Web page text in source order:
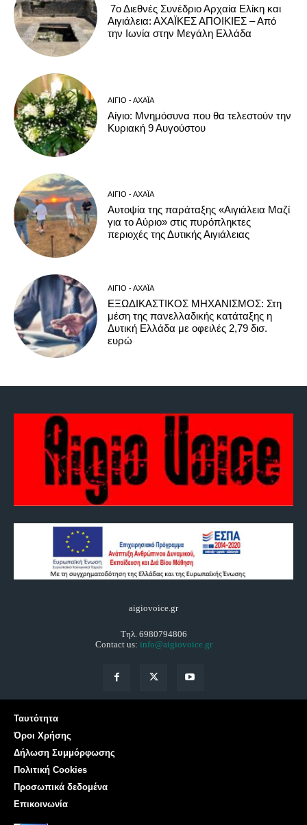
7ο Διεθνές Συνέδριο Αρχαία Ελίκη και
Αιγιάλεια: ΑΧΑΪΚΕΣ ΑΠΟΙΚΙΕΣ – Από
την Ιωνία στην Μεγάλη Ελλάδα
ΑΊΓΙΟ - ΑΧΑΪ́Α
Αίγιο: Μνημόσυνα που θα τελεστούν την
Κυριακή 9 Αυγούστου
ΑΊΓΙΟ - ΑΧΑΪ́Α
Αυτοψία της παράταξης «Αιγιάλεια Μαζί
για το Αύριο» στις πυρόπληκτες
περιοχές της Δυτικής Αιγιάλειας
ΑΊΓΙΟ - ΑΧΑΪ́Α
ΕΞΩΔΙΚΑΣΤΙΚΟΣ ΜΗΧΑΝΙΣΜΟΣ: Στη
μέση της πανελλαδικής κατάταξης η
Δυτική Ελλάδα με οφειλές 2,79 δισ.
ευρώ
aigiovoice.gr
Τηλ. 6980794806
Contact us: info@aigiovoice.gr
Ταυτότητα
Όροι Χρήσης
Δήλωση Συμμόρφωσης
Πολιτική Cookies
Προσωπικά δεδομένα
Επικοινωνία